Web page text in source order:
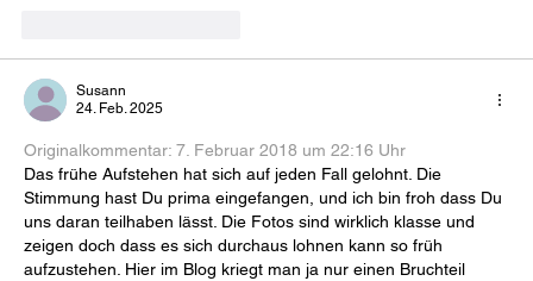
Susann
24. Feb. 2025
Originalkommentar: 7. Februar 2018 um 22:16 Uhr
Das frühe Aufstehen hat sich auf jeden Fall gelohnt. Die
Stimmung hast Du prima eingefangen, und ich bin froh dass Du
uns daran teilhaben lässt. Die Fotos sind wirklich klasse und
zeigen doch dass es sich durchaus lohnen kann so früh
aufzustehen. Hier im Blog kriegt man ja nur einen Bruchteil